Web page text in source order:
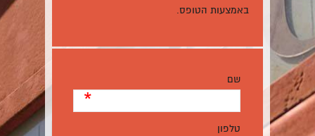
באמצעות הטופס.
שם
*
טלפון